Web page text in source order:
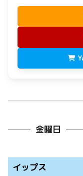
金曜日
イップス